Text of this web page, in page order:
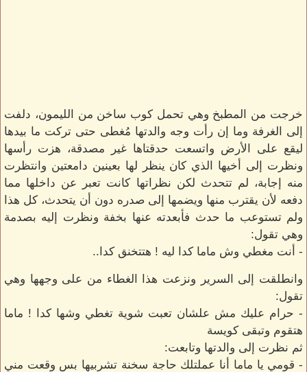
خرجت من المطبخ وهي تحمل كوب ساخن من الليمون، دلفت
إلى الغرفة وما إن رأت وجه والدتها مُغطى حتى تركت ما بيدها
ليقع على الأرض واتسعت حدقتاها غير مصدقة، هزت رأسها
ونظرت إلى أخيها الذي كان ينظر لها بعينين دامعتين وانتظرت
منه إجابة، لم تتحدث لكن نظراتها كانت تعبر عن داخلها مما
دفعه لأن يقترب منها ويضمها إلى صدره دون أن يتحدث، كل هذا
ولم تستوعب ما حدث فأبعدته عنها بخفة ونظرت إليه بصدمة
وهي تقول:
- أنت مغطي وش ماما كدا ليه ! هتتخنق كدا..
وانطلقت إلى السرير ونزعت هذا الغطاء من على وجهها وهي
تقول:
- حرام عليك مش علشان تعبت شوية تغطي وشها كدا ! ماما
هتقوم وتبقى كويسة
ثم نظرت إلى والدتها وتابعت:
- قومي يا ماما أنا عملتلك حاجة سخنة تشربيها بس وقعت مني